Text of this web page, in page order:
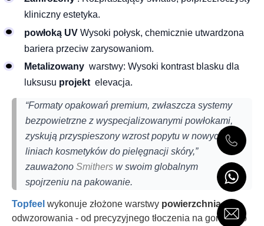
kliniczny estetyka.
powłoką UV Wysoki połysk, chemicznie utwardzona
bariera przeciw zarysowaniom.
Metalizowany warstwy: Wysoki kontrast blasku dla
luksusu projekt elevacja.
“Formaty opakowań premium, zwłaszcza systemy
bezpowietrzne z wyspecjalizowanymi powłokami,
zyskują przyspieszony wzrost popytu w nowych
liniach kosmetyków do pielęgnacji skóry,”
zauważono Smithers w swoim globalnym
spojrzeniu na pakowanie.
Topfeel wykonuje złożone warstwy powierzchnia
odwzorowania - od precyzyjnego tłoczenia na gorąco do